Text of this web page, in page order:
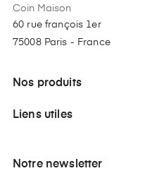
Coin Maison
60 rue françois 1er
75008 Paris - France
Nos produits
Liens utiles
Notre newsletter